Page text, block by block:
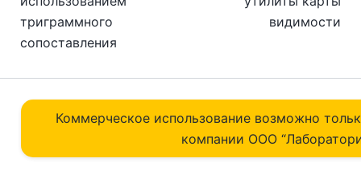
триграммного
сопоставления
видимости
Коммерческое использование возможно
компании ОOO